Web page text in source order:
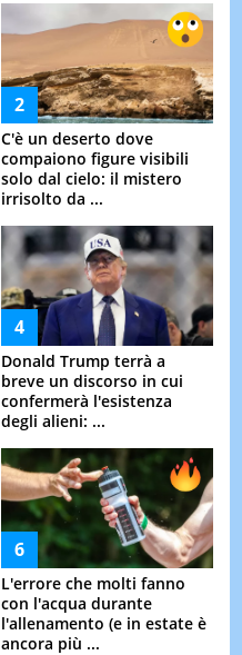
C'è un deserto dove
compaiono figure visibili
solo dal cielo: il mistero
irrisolto da ...
Donald Trump terrà a
breve un discorso in cui
confermerà l'esistenza
degli alieni: ...
L'errore che molti fanno
con l'acqua durante
l'allenamento (e in estate è
ancora più ...